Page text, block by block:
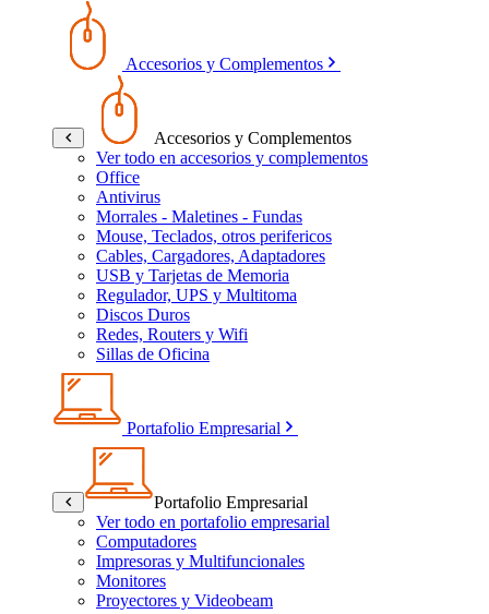
Accesorios y Complementos
Accesorios y Complementos
Ver todo en accesorios y complementos
Office
Antivirus
Morrales - Maletines - Fundas
Mouse, Teclados, otros perifericos
Cables, Cargadores, Adaptadores
USB y Tarjetas de Memoria
Regulador, UPS y Multitoma
Discos Duros
Redes, Routers y Wifi
Sillas de Oficina
Portafolio Empresarial
Portafolio Empresarial
Ver todo en portafolio empresarial
Computadores
Impresoras y Multifuncionales
Monitores
Proyectores y Videobeam